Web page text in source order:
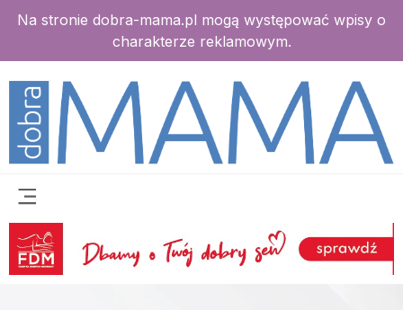
Na stronie dobra-mama.pl mogą występować wpisy o
charakterze reklamowym.